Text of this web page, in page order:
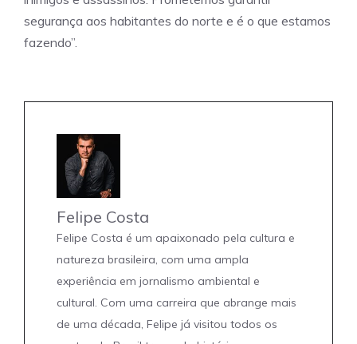
segurança aos habitantes do norte e é o que estamos
fazendo”.
Felipe Costa
Felipe Costa é um apaixonado pela cultura e
natureza brasileira, com uma ampla
experiência em jornalismo ambiental e
cultural. Com uma carreira que abrange mais
de uma década, Felipe já visitou todos os